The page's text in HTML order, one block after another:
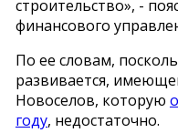
строительство», -
финансового
По ее словам,
развивается,
Новоселов, которую
году, недостаточно.